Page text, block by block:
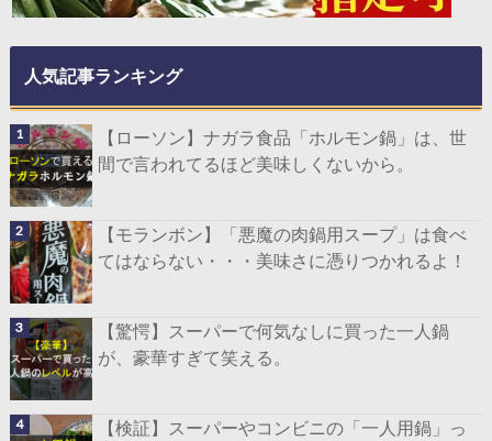
人気記事ランキング
【ローソン】ナガラ食品「ホルモン鍋」は、世
間で言われてるほど美味しくないから。
【モランボン】「悪魔の肉鍋用スープ」は食べ
てはならない・・・美味さに憑りつかれるよ！
【驚愕】スーパーで何気なしに買った一人鍋
が、豪華すぎて笑える。
【検証】スーパーやコンビニの「一人用鍋」っ